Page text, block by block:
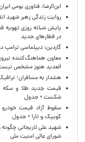
ابن‌الرضا: فناوری بومی
روایت زندگی رهبر شهید
پایش شبانه روزی تهویه
در قطارهای جدید
گاردین: دیپلماسی
معاون هماهنگ‌کننده
العدید هنوز مشخص
هشدار به مسافران؛
شکست + جدول
سقوط آزاد قیمت خودرو
کوییک و تارا + جدول
شهید علی لاریجانی
شورای عالی امنیت ملی